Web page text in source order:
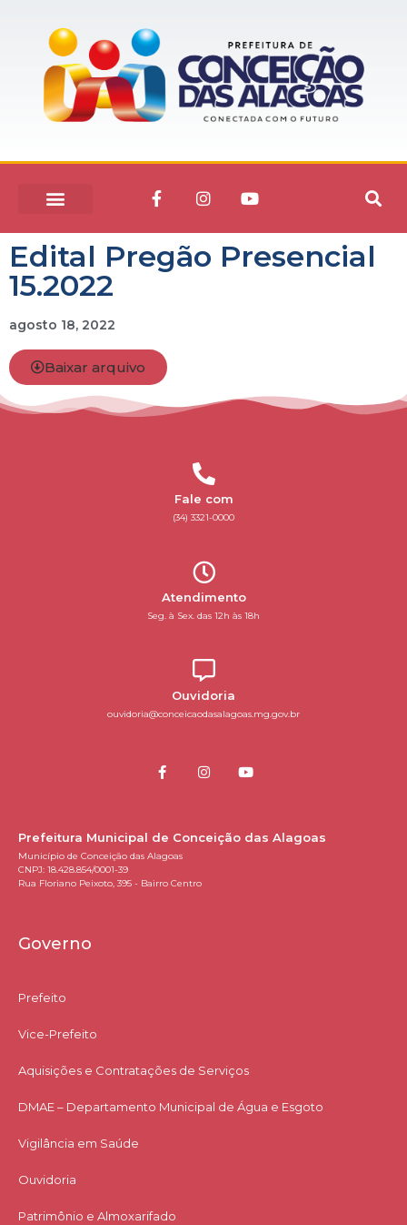
Edital Pregão Presencial
15.2022
agosto 18, 2022
Baixar arquivo
Fale com
(34) 3321-0000
Atendimento
Seg. à Sex. das 12h às 18h
Ouvidoria
ouvidoria@conceicaodasalagoas.mg.gov.br
Prefeitura Municipal de Conceição das Alagoas
Município de Conceição das Alagoas
CNPJ: 18.428.854/0001-39
Rua Floriano Peixoto, 395 - Bairro Centro
Governo
Prefeito
Vice-Prefeito
Aquisições e Contratações de Serviços​
DMAE – Departamento Municipal de Água e Esgoto
Vigilância em Saúde
Ouvidoria
Patrimônio e Almoxarifado